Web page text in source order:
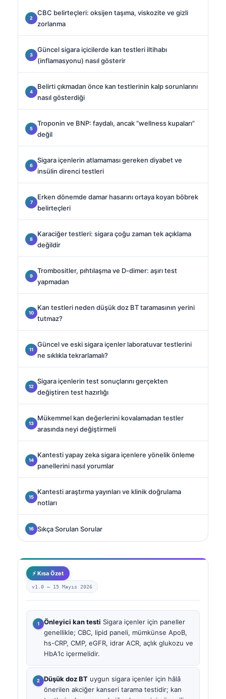
CBC belirteçleri: oksijen taşıma, viskozite ve gizli
zorlanma
Güncel sigara içicilerde kan testleri iltihabı
(inflamasyonu) nasıl gösterir
Belirti çıkmadan önce kan testlerinin kalp sorunlarını
nasıl gösterdiği
Troponin ve BNP: faydalı, ancak “wellness kupaları”
değil
Sigara içenlerin atlamaması gereken diyabet ve
insülin direnci testleri
Erken dönemde damar hasarını ortaya koyan böbrek
belirteçleri
Karaciğer testleri: sigara çoğu zaman tek açıklama
değildir
Trombositler, pıhtılaşma ve D-dimer: aşırı test
yapmadan
Kan testleri neden düşük doz BT taramasının yerini
tutmaz?
Güncel ve eski sigara içenler laboratuvar testlerini
ne sıklıkla tekrarlamalı?
Sigara içenlerin test sonuçlarını gerçekten
değiştiren test hazırlığı
Mükemmel kan değerlerini kovalamadan testler
arasında neyi değiştirmeli
Kantesti yapay zeka sigara içenlere yönelik önleme
panellerini nasıl yorumlar
Kantesti araştırma yayınları ve klinik doğrulama
notları
Sıkça Sorulan Sorular
⚡ Kısa Özet
v1.0 — 15 Mayıs 2026
Önleyici kan testi Sigara içenler için paneller
genellikle; CBC, lipid paneli, mümkünse ApoB,
hs-CRP, CMP, eGFR, idrar ACR, açlık glukozu ve
HbA1c içermelidir.
Düşük doz BT uygun sigara içenler için hâlâ
önerilen akciğer kanseri tarama testidir; kan